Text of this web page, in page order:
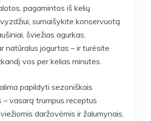
pagamintos iš kelių
sumaišykite konservuotą
šviežias agurkas,
natūralus jogurtas – ir turėsite
vos per kelias minutes.
papildyti sezoniškais
– vasarą trumpus receptus
daržovėmis ir žalumynais,